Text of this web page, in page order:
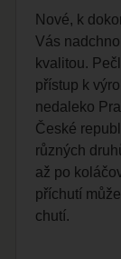
Nové, k
Vás
kvalitou.
přístup k
nedaleko
České
různých
až po
příchutí
chutí.